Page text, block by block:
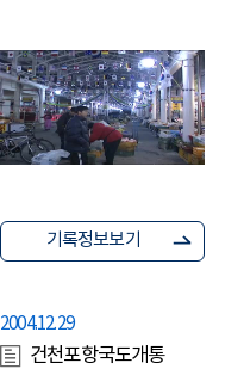
기록정보보기
2004.12.29
건천포항국도개통